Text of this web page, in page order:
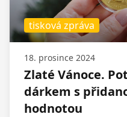
tisková zpráva
18. prosince 2024
Zlaté Vánoce.
dárkem s
hodnotou